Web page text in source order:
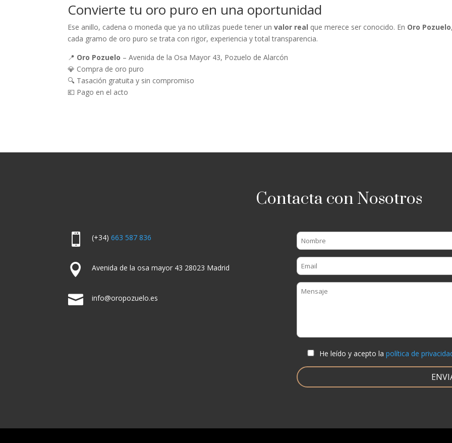
Convierte tu oro puro en una oportunidad
Ese anillo, cadena o moneda que ya no utilizas puede tener unvalor real que merece ser conocido. En Oro Pozuelo
cada gramo de oro puro se trata con rigor, experiencia y total transparencia.
📍 Oro Pozuelo – Avenida de la Osa Mayor 43, Pozuelo de Alarcón
💎 Compra de oro puro
🔍 Tasación gratuita y sin compromiso
💶 Pago en el acto
Contacta con Nosotros
 (+34) 663 587 836
 Avenida de la osa mayor 43 28023 Madrid
 info@oropozuelo.es
He leído y acepto lapolítica de